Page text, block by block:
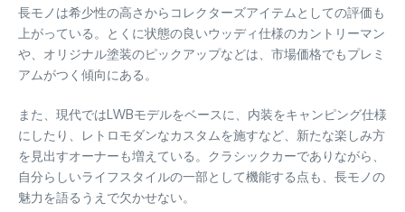
長モノは希少性の高さからコレクターズアイテムとしての評価も
上がっている。とくに状態の良いウッディ仕様のカントリーマン
や、オリジナル塗装のピックアップなどは、市場価格でもプレミ
アムがつく傾向にある。
また、現代ではLWBモデルをベースに、内装をキャンピング仕様
にしたり、レトロモダンなカスタムを施すなど、新たな楽しみ方
を見出すオーナーも増えている。クラシックカーでありながら、
自分らしいライフスタイルの一部として機能する点も、長モノの
魅力を語るうえで欠かせない。